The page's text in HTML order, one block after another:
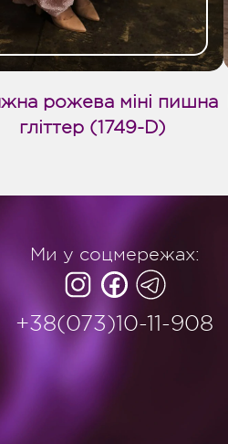
рожева міні пишна
гліттер (1749-D)
Ми у соцмережах:
+38(073)10-11-908